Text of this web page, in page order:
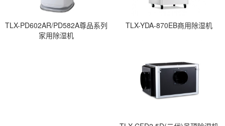
TLX-PD602AR/PD582A尊品系列
家用除湿机
TLX-YDA-870EB商用除湿机